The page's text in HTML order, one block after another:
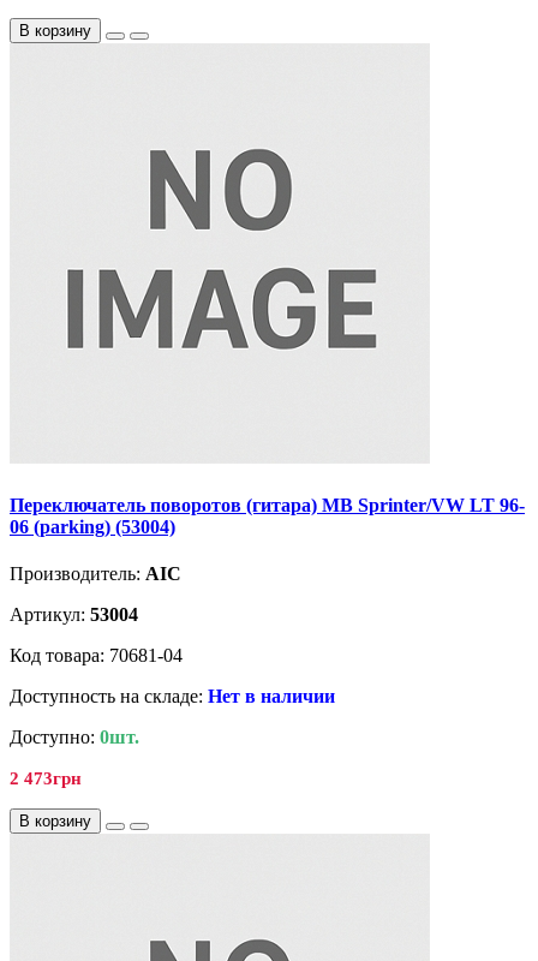
В корзину
Переключатель поворотов (гитара) MB Sprinter/VW LT 96-
06 (parking) (53004)
Производитель: AIC
Артикул: 53004
Код товара: 70681-04
Доступность на складе: Нет в наличии
Доступно: 0шт.
2 473грн
В корзину